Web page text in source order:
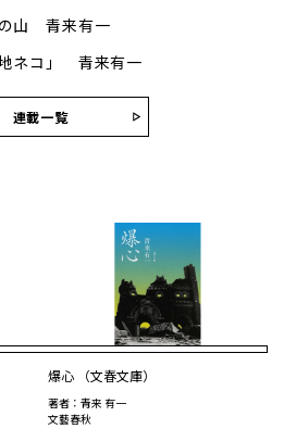
山 青来有一
ネコ」 青来有一
連載一覧
爆心 （文春文庫）
著者：青来 有一
文藝春秋